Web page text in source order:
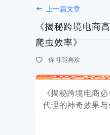
上一篇文章
《揭秘跨境电商
爬虫效率》
你可能喜欢